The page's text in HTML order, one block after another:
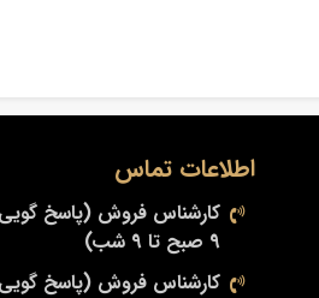
اطلاعات تماس
کارشناس فروش (پاسخ گویی
9 صبح تا 9 شب)
کارشناس فروش (پاسخ گویی